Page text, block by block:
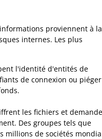
proviennent à la
internes. Les plus
l'identité d'entités de
de connexion ou
les fichiers et
Des groupes tels que
millions de sociétés